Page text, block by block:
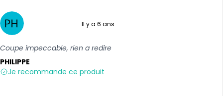
Il y a 6 ans
Coupe impeccable, rien a redire
PHILIPPE
Je recommande ce produit